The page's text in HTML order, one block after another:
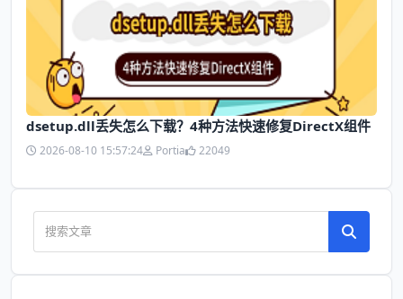
dsetup.dll丢失怎么下载？4种方法快速修复DirectX组件
2026-08-10 15:57:24 Portia 22049